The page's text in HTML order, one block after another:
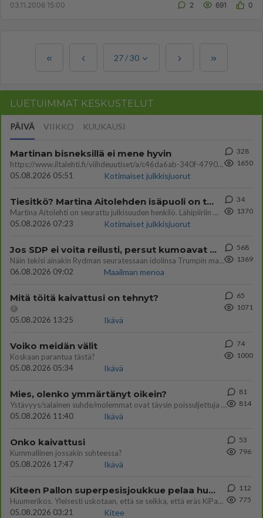
03.11.2006 15:00 2 691 0
27 /30
LUETUIMMAT KESKUSTELUT
PÄIVÄ VIIKKO KUUKAUSI
Martinan bisneksillä ei mene hyvin
https://www.iltalehti.fi/viihdeuutiset/a/c46da6ab-340f-4790-aaa7-0865eed2336 Yrityksen konkurssihakemus on tullut kärä
05.08.2026 05:51
Kotimaiset julkkisjuorut
328
1650
Tiesitkö? Martina Aitolehden isäpuoli on tämä suosittu laulaja
Martina Aitolehti on seurattu julkisuuden henkilö. Lähipiiriin mahtuu muitakin tunnettuja henkilöitä. Tiesitkö, että Ma
05.08.2026 07:23
Kotimaiset julkkisjuorut
34
1370
Jos SDP ei voita reilusti, persut kumoavat demokratian Suomesta
Näin tekisi ainakin Rydman seuratessaan idolinsa Trumpin mallia https://www.is.fi/politiikka/art-2000012187244.html
06.08.2026 09:02
Maailman menoa
568
1369
Mitä töitä kaivattusi on tehnyt?
😅
05.08.2026 13:25
Ikävä
65
1071
Voiko meidän välit
Koskaan parantua tästä?
05.08.2026 05:34
Ikävä
74
1000
Mies, olenko ymmärtänyt oikein?
Ystävyys/salainen suhde/molemmat ovat täysin poissuljettuja asioita? Nainen
05.08.2026 11:40
Ikävä
81
814
Onko kaivattusi
Kummallinen jossakin suhteessa?
05.08.2026 17:47
Ikävä
53
796
Kiteen Pallon superpesisjoukkue pelaa huumeiden vaikutuksen alaisena
Huumerikos. Yleisesti uskotaan, että se seikka, että eräs KiPan pelaaja kärähtää huumeista, on vain jäävuoren huippu. M
05.08.2026 03:21
Kitee
112
775